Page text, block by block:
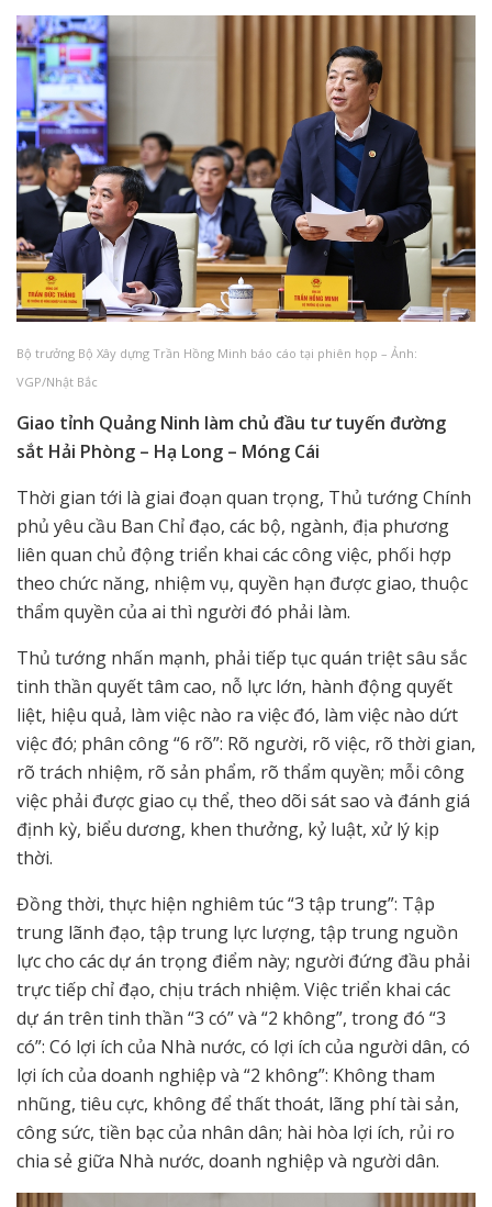
Bộ trưởng Bộ Xây dựng Trần Hồng Minh báo cáo tại phiên họp – Ảnh:
VGP/Nhật Bắc
Giao tỉnh Quảng Ninh làm chủ đầu tư tuyến đường
sắt Hải Phòng – Hạ Long – Móng Cái
Thời gian tới là giai đoạn quan trọng, Thủ tướng Chính
phủ yêu cầu Ban Chỉ đạo, các bộ, ngành, địa phương
liên quan chủ động triển khai các công việc, phối hợp
theo chức năng, nhiệm vụ, quyền hạn được giao, thuộc
thẩm quyền của ai thì người đó phải làm.
Thủ tướng nhấn mạnh, phải tiếp tục quán triệt sâu sắc
tinh thần quyết tâm cao, nỗ lực lớn, hành động quyết
liệt, hiệu quả, làm việc nào ra việc đó, làm việc nào dứt
việc đó; phân công “6 rõ”: Rõ người, rõ việc, rõ thời gian,
rõ trách nhiệm, rõ sản phẩm, rõ thẩm quyền; mỗi công
việc phải được giao cụ thể, theo dõi sát sao và đánh giá
định kỳ, biểu dương, khen thưởng, kỷ luật, xử lý kịp
thời.
Đồng thời, thực hiện nghiêm túc “3 tập trung”: Tập
trung lãnh đạo, tập trung lực lượng, tập trung nguồn
lực cho các dự án trọng điểm này; người đứng đầu phải
trực tiếp chỉ đạo, chịu trách nhiệm. Việc triển khai các
dự án trên tinh thần “3 có” và “2 không”, trong đó “3
có”: Có lợi ích của Nhà nước, có lợi ích của người dân, có
lợi ích của doanh nghiệp và “2 không”: Không tham
nhũng, tiêu cực, không để thất thoát, lãng phí tài sản,
công sức, tiền bạc của nhân dân; hài hòa lợi ích, rủi ro
chia sẻ giữa Nhà nước, doanh nghiệp và người dân.